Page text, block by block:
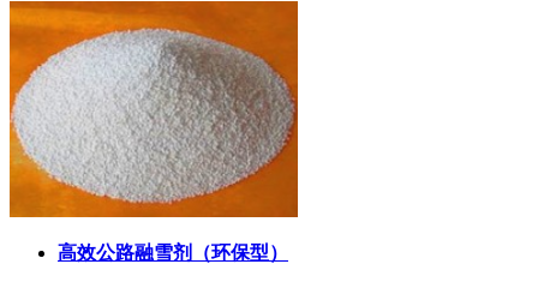
高效公路融雪剂（环保型）